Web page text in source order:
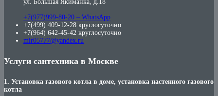
ул. Большая Якиманка, д.18
+7(977)999-80-20 – WhatsApp
+7(499) 409-12-28 круглосуточно
+7(964) 642-45-42 круглосуточно
mir05777@yandex.ru
Услуги сантехника в Москве
1. Установка газового котла в доме, установка настенного газового
котла